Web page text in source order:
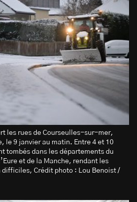
les rues de Courseulles-sur-mer,
le 9 janvier au matin. Entre 4 et 10
tombés dans les départements du
et de la Manche, rendant les
Crédit photo : Lou Benoist /